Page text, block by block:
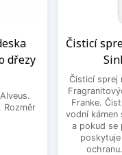
dřezy
Rozměr
Čisticí
Čisticí sprej
Franke.
vodní kámen
a pokud se